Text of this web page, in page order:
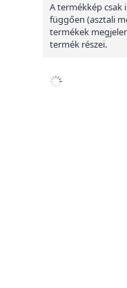
A termékkép csak
függően (asztali
termékek
termék részei.